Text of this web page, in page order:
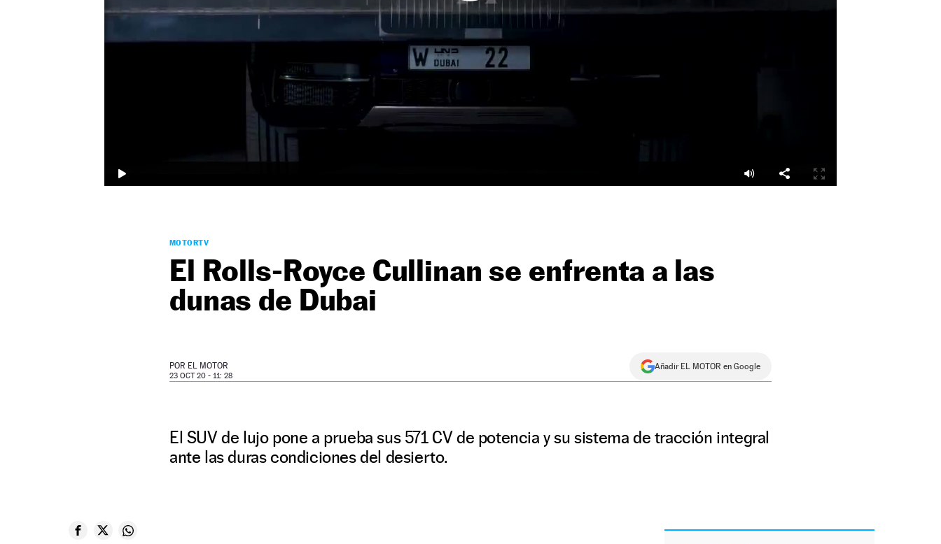
MOTORTV
El Rolls-Royce Cullinan se enfrenta a las
dunas de Dubai
POR EL MOTOR
23 OCT 20 - 11: 28
Añadir EL MOTOR en Google
El SUV de lujo pone a prueba sus 571 CV de potencia y su sistema de tracción integral
ante las duras condiciones del desierto.